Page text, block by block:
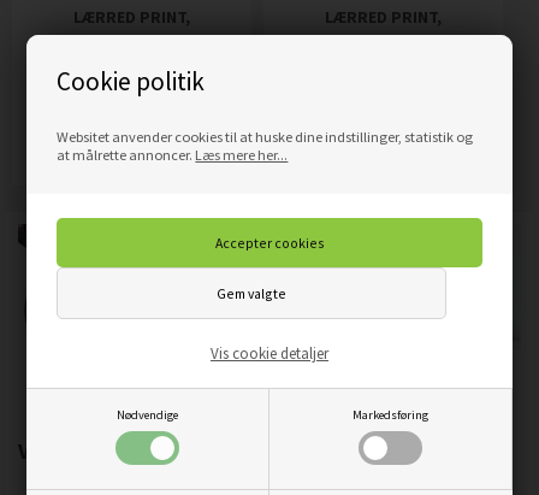
Cookie politik
Websitet anvender cookies til at huske dine indstillinger, statistik og
at målrette annoncer. Læs mere her...
Nødvendige Markedsføring
Vis cookie detaljer
LÆRRED PRINT,
SORT/HVID BYGNING
Pris 359,00DKK
Mere info
LÆRRED PRINT,
STJERNETEGN - LØVEN
Mere info
Vigtigste produktegenskaber: